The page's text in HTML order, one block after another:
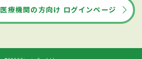
医療機関の方向け ログインページ